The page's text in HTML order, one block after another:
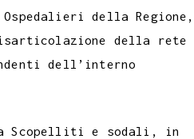
della Regione,
della rete
dell’interno
Scopelliti e sodali, in